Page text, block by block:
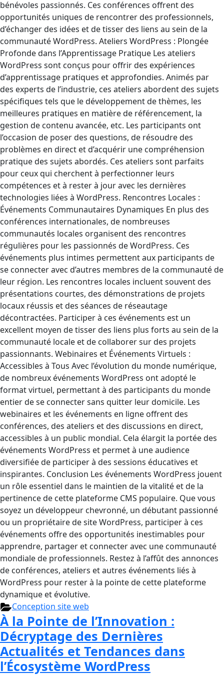
bénévoles passionnés. Ces conférences offrent des
opportunités uniques de rencontrer des professionnels,
d’échanger des idées et de tisser des liens au sein de la
communauté WordPress. Ateliers WordPress : Plongée
Profonde dans l’Apprentissage Pratique Les ateliers
WordPress sont conçus pour offrir des expériences
d’apprentissage pratiques et approfondies. Animés par
des experts de l’industrie, ces ateliers abordent des sujets
spécifiques tels que le développement de thèmes, les
meilleures pratiques en matière de référencement, la
gestion de contenu avancée, etc. Les participants ont
l’occasion de poser des questions, de résoudre des
problèmes en direct et d’acquérir une compréhension
pratique des sujets abordés. Ces ateliers sont parfaits
pour ceux qui cherchent à perfectionner leurs
compétences et à rester à jour avec les dernières
technologies liées à WordPress. Rencontres Locales :
Événements Communautaires Dynamiques En plus des
conférences internationales, de nombreuses
communautés locales organisent des rencontres
régulières pour les passionnés de WordPress. Ces
événements plus intimes permettent aux participants de
se connecter avec d’autres membres de la communauté de
leur région. Les rencontres locales incluent souvent des
présentations courtes, des démonstrations de projets
locaux réussis et des séances de réseautage
décontractées. Participer à ces événements est un
excellent moyen de tisser des liens plus forts au sein de la
communauté locale et de collaborer sur des projets
passionnants. Webinaires et Événements Virtuels :
Accessibles à Tous Avec l’évolution du monde numérique,
de nombreux événements WordPress ont adopté le
format virtuel, permettant à des participants du monde
entier de se connecter sans quitter leur domicile. Les
webinaires et les événements en ligne offrent des
conférences, des ateliers et des discussions en direct,
accessibles à un public mondial. Cela élargit la portée des
événements WordPress et permet à une audience
diversifiée de participer à des sessions éducatives et
inspirantes. Conclusion Les événements WordPress jouent
un rôle essentiel dans le maintien de la vitalité et de la
pertinence de cette plateforme CMS populaire. Que vous
soyez un développeur chevronné, un débutant passionné
ou un propriétaire de site WordPress, participer à ces
événements offre des opportunités inestimables pour
apprendre, partager et connecter avec une communauté
mondiale de professionnels. Restez à l’affût des annonces
de conférences, ateliers et autres événements liés à
WordPress pour rester à la pointe de cette plateforme
dynamique et évolutive.
Conception site web
À la Pointe de l’Innovation :
Décryptage des Dernières
Actualités et Tendances dans
l’Écosystème WordPress